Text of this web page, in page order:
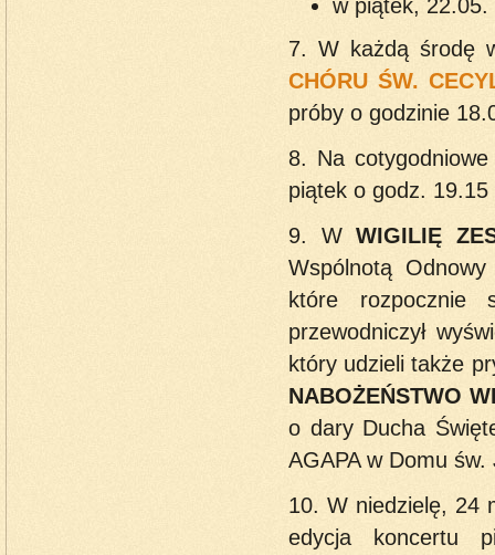
7. W każdą środę
CHÓRU ŚW.
próby o godzinie
8. Na
piątek o godz.
9. WWIGILIĘ
Wspólnotą
które
przewodniczył
który udzieli także
NABOŻEŃSTWO
o dary Ducha
AGAPA w Domu
10. W niedzielę, 24
edycja koncertu